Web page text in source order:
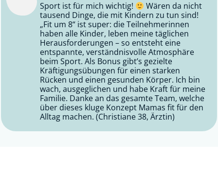
Sport ist für mich wichtig!
Wären da nicht
tausend Dinge, die mit Kindern zu tun sind!
„Fit um 8“ ist super: die Teilnehmerinnen
haben alle Kinder, leben meine täglichen
Herausforderungen – so entsteht eine
entspannte, verständnisvolle Atmosphäre
beim Sport. Als Bonus gibt’s gezielte
Kräftigungsübungen für einen starken
Rücken und einen gesunden Körper. Ich bin
wach, ausgeglichen und habe Kraft für meine
Familie. Danke an das gesamte Team, welche
über dieses kluge Konzept Mamas fit für den
Alltag machen. (Christiane 38, Ärztin)